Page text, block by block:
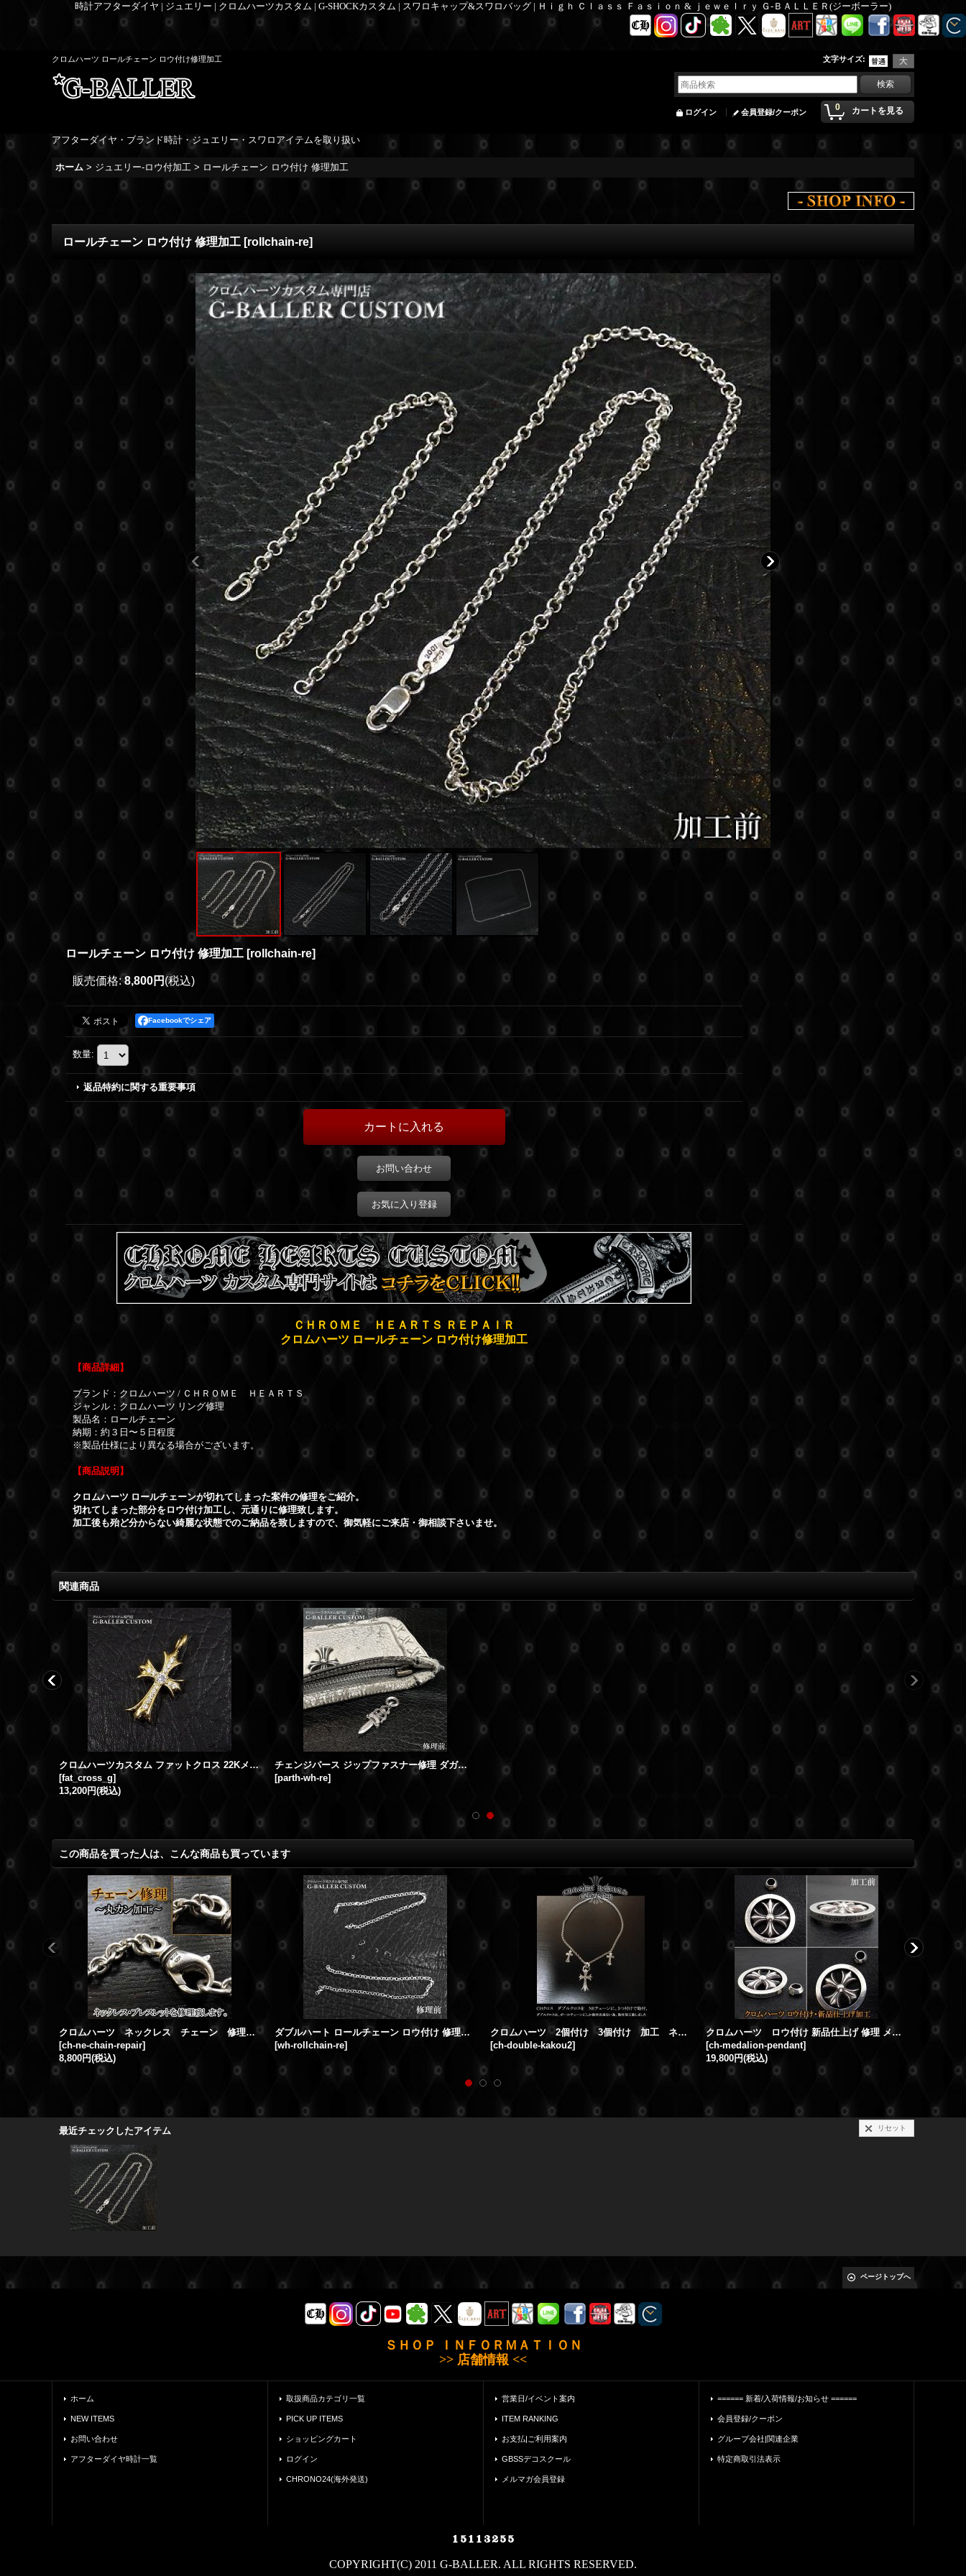
時計アフターダイヤ | ジュエリー | クロムハーツカスタム | G-SHOCKカスタム | スワロキャップ&スワロバッグ | Ｈｉｇｈ Ｃｌａｓｓ Ｆａｓｉｏｎ & ｊｅｗｅｌｒｙ Ｇ-ＢＡＬＬＥＲ(ジーボーラー)
クロムハーツ ロールチェーン ロウ付け修理加工 文字サイズ:
0 カートを見る
ログイン 会員登録/クーポン
アフターダイヤ・ブランド時計・ジュエリー・スワロアイテムを取り扱い
ホーム > ジュエリー-ロウ付加工 > ロールチェーン ロウ付け 修理加工
ロールチェーン ロウ付け 修理加工 [rollchain-re]
ロールチェーン ロウ付け 修理加工 [rollchain-re]
販売価格: 8,800円 (税込)
Facebookでシェア
数量:
返品特約に関する重要事項
お問い合わせ
お気に入り登録
ＣＨＲＯＭＥ ＨＥＡＲＴＳ ＲＥＰＡＩＲ
クロムハーツ ロールチェーン ロウ付け修理加工
【商品詳細】
ブランド：クロムハーツ / ＣＨＲＯＭＥ ＨＥＡＲＴＳ
ジャンル：クロムハーツ リング修理
製品名：ロールチェーン
納期：約３日〜５日程度
※製品仕様により異なる場合がございます。
【商品説明】
クロムハーツ ロールチェーンが切れてしまった案件の修理をご紹介。
切れてしまった部分をロウ付け加工し、元通りに修理致します。
加工後も殆ど分からない綺麗な状態でのご納品を致しますので、御気軽にご来店・御相談下さいませ。
関連商品
クロムハーツ修理 ロレックス ウォッチケース 棒折れ ロウ付加工
クロムハーツカスタム ファットクロス 22Kメッキ仕上げ
[fat_cross_g]
13,200円(税込)
チェンジパース ジップファスナー修理 ダガー取付
[parth-wh-re]
この商品を買った人は、こんな商品も買っています
クロムハーツ ネックレス チェーン 修理 丸カン 切れ ロウ付け加工
[ch-ne-chain-repair]
8,800円(税込)
ダブルハート ロールチェーン ロウ付け 修理加工
[wh-rollchain-re]
クロムハーツ 2個付け 3個付け 加工 ネックレス修理 加工，クロス
[ch-double-kakou2]
クロムハーツ ロウ付け 新品仕上げ 修理 メダリオン ペンダント
[ch-medalion-pendant]
19,800円(税込)
最近チェックしたアイテム リセット
ページトップへ
ＳＨＯＰ ＩＮＦＯＲＭＡＴＩＯＮ
>> 店舗情報 <<
ホーム
NEW ITEMS
お問い合わせ
アフターダイヤ時計一覧
取扱商品カテゴリ一覧
PICK UP ITEMS
ショッピングカート
ログイン
CHRONO24(海外発送)
営業日/イベント案内
ITEM RANKING
お支払|ご利用案内
GBSSデコスクール
メルマガ会員登録
====== 新着/入荷情報/お知らせ ======
会員登録/クーポン
グループ会社|関連企業
特定商取引法表示
COPYRIGHT(C) 2011 G-BALLER. ALL RIGHTS RESERVED.